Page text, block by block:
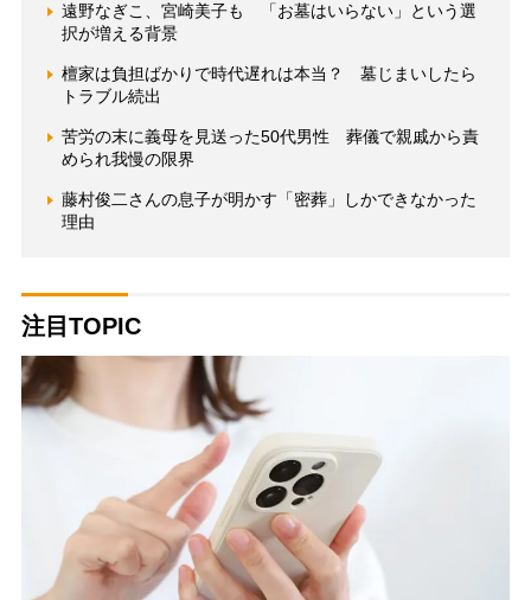
遠野なぎこ、宮崎美子も 「お墓はいらない」という選
択が増える背景
檀家は負担ばかりで時代遅れは本当？ 墓じまいしたら
トラブル続出
苦労の末に義母を見送った50代男性 葬儀で親戚から責
められ我慢の限界
藤村俊二さんの息子が明かす「密葬」しかできなかった
理由
注目TOPIC